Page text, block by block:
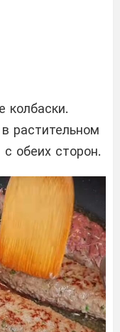
растительном
обеих сторон.